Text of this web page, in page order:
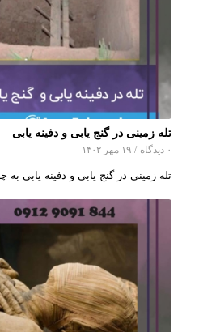
تله زمینی در گنج یابی و دفینه یابی
۰ دیدگاه / ۱۹ مهر ۱۴۰۲
تله زمینی در گنج یابی و دفینه یابی